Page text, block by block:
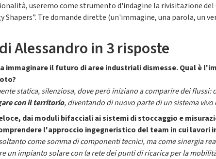
useremo come strumento d'indagine la rivisitazione
Shapers”. Tre domande dirette (un'immagine, una parola, un
Alessandro in 3 risposte
immaginare il futuro di aree industriali dismesse. Qual è
statica, silenziosa, dove però iniziano a comparire dei
con il territorio, diventando di nuovo parte di un sistema
dai moduli bifacciali ai sistemi di stoccaggio e
l'approccio ingegneristico del team in cui
come somma di componenti tecnici, ma come sinergia
un impianto solare con la rete dei punti di ricarica per la